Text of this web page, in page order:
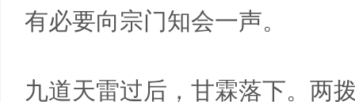
有必要向宗门知会一声。
九道天雷过后，甘霖落下。两